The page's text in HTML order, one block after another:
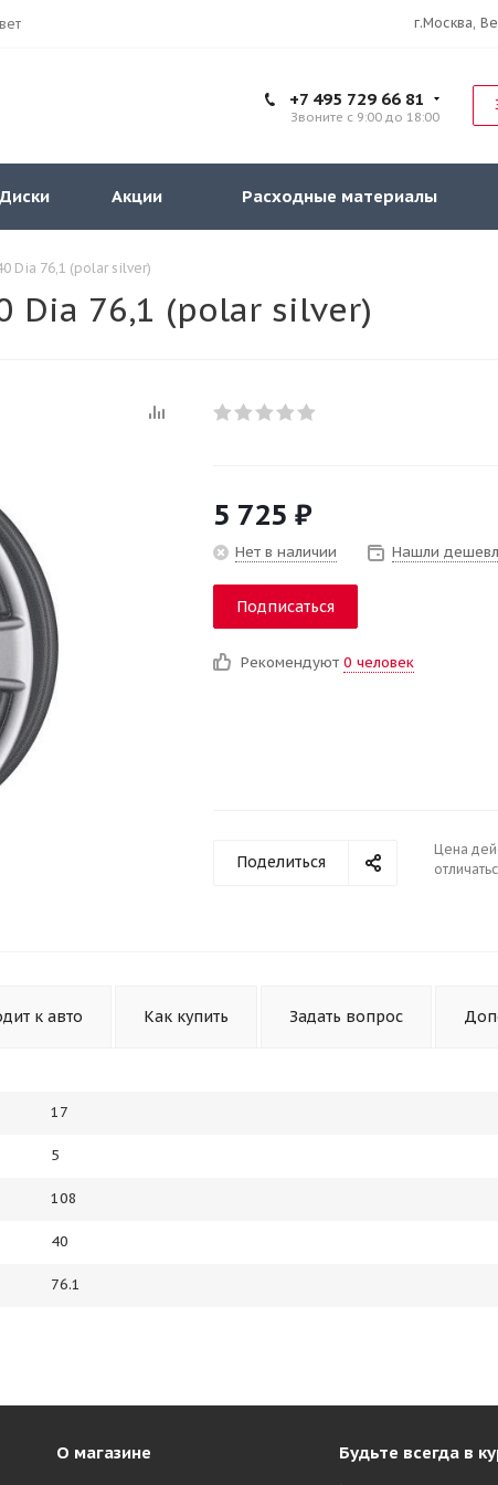
+7 495 729 66 81
Звоните с 9:00 до 18:00
Диски Акции Расходные материалы
Dia 76,1 (polar silver)
Dia 76,1 (polar silver)
5 725 ₽
Нет в наличии Нашли
Подписаться
Рекомендуют 0 человек
Поделиться
Цена
к авто Как купить Задать вопрос
17
5
108
40
76.1
О магазине Будьте всегда в